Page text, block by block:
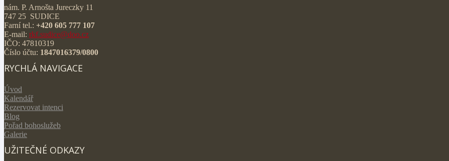
nám. P. Arnošta Jureczky 11
747 25 SUDICE
Farní tel.: +420 605 777 107
E-mail: rkf.sudice@doo.cz
IČO: 47810319
Číslo účtu: 1847016379/0800
RYCHLÁ NAVIGACE
Úvod
Kalendář
Rezervovat intenci
Blog
Pořad bohoslužeb
Galerie
UŽITEČNÉ ODKAZY